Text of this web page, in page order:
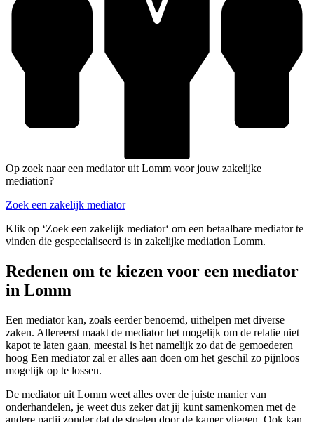
Op zoek naar een mediator uit Lomm voor jouw zakelijke
mediation?
Zoek een zakelijk mediator
Klik op ‘Zoek een zakelijk mediator‘ om een betaalbare mediator te
vinden die gespecialiseerd is in zakelijke mediation Lomm.
Redenen om te kiezen voor een mediator
in Lomm
Een mediator kan, zoals eerder benoemd, uithelpen met diverse
zaken. Allereerst maakt de mediator het mogelijk om de relatie niet
kapot te laten gaan, meestal is het namelijk zo dat de gemoederen
hoog Een mediator zal er alles aan doen om het geschil zo pijnloos
mogelijk op te lossen.
De mediator uit Lomm weet alles over de juiste manier van
onderhandelen, je weet dus zeker dat jij kunt samenkomen met de
andere partij zonder dat de stoelen door de kamer vliegen. Ook kan